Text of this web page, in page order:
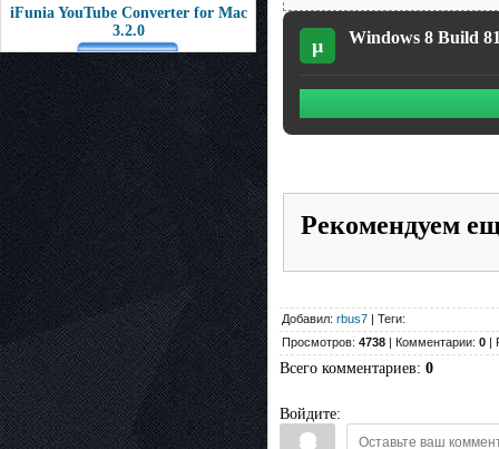
iFunia YouTube Converter for Mac
3.2.0
µ Windows 8 Build
Рекомендуем
Добавил: rbus7 | Теги:
Просмотров: 4738 | Комментарии: 0 |
Всего комментариев: 0
Войдите: